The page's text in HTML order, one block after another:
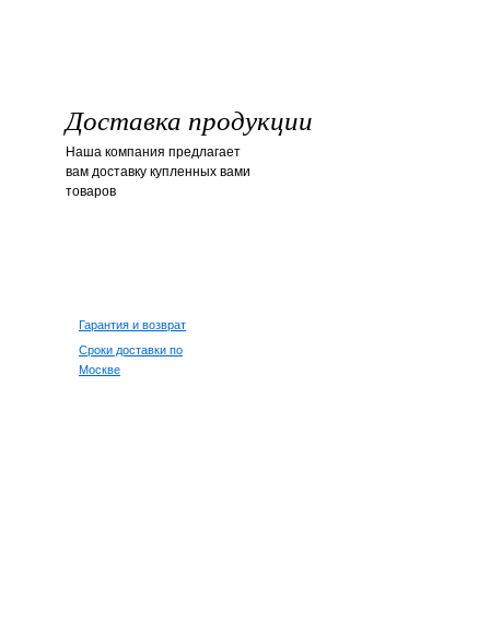
Доставка продукции
Наша компания предлагает
вам доставку купленных вами
товаров
Гарантия и возврат
Сроки доставки по
Москве